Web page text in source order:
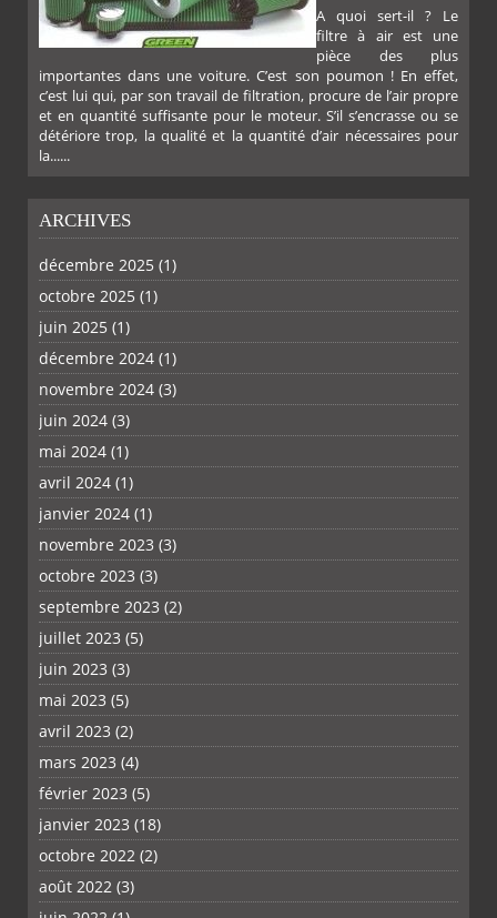
PLUS
A quoi sert-il ? Le
filtre à air est une
pièce des plus
importantes dans une voiture. C’est son poumon ! En effet,
c’est lui qui, par son travail de filtration, procure de l’air propre
et en quantité suffisante pour le moteur. S’il s’encrasse ou se
détériore trop, la qualité et la quantité d’air nécessaires pour
la......
ARCHIVES
décembre 2025 (1)
octobre 2025 (1)
juin 2025 (1)
décembre 2024 (1)
novembre 2024 (3)
juin 2024 (3)
mai 2024 (1)
avril 2024 (1)
janvier 2024 (1)
novembre 2023 (3)
octobre 2023 (3)
septembre 2023 (2)
juillet 2023 (5)
juin 2023 (3)
mai 2023 (5)
avril 2023 (2)
mars 2023 (4)
février 2023 (5)
janvier 2023 (18)
octobre 2022 (2)
août 2022 (3)